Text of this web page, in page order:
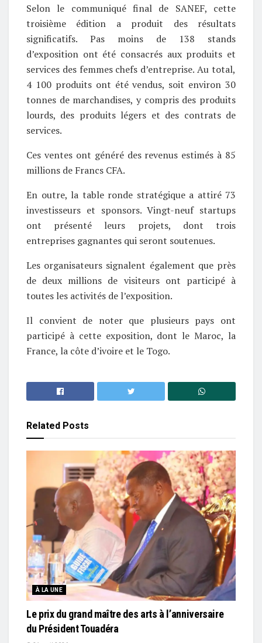
Selon le communiqué final de SANEF, cette
troisième édition a produit des résultats
significatifs. Pas moins de 138 stands
d’exposition ont été consacrés aux produits et
services des femmes chefs d’entreprise. Au total,
4 100 produits ont été vendus, soit environ 30
tonnes de marchandises, y compris des produits
lourds, des produits légers et des contrats de
services.
Ces ventes ont généré des revenus estimés à 85
millions de Francs CFA.
En outre, la table ronde stratégique a attiré 73
investisseurs et sponsors. Vingt-neuf startups
ont présenté leurs projets, dont trois
entreprises gagnantes qui seront soutenues.
Les organisateurs signalent également que près
de deux millions de visiteurs ont participé à
toutes les activités de l’exposition.
Il convient de noter que plusieurs pays ont
participé à cette exposition, dont le Maroc, la
France, la côte d’ivoire et le Togo.
Related Posts
À LA UNE
Le prix du grand maître des arts à l’anniversaire
du Président Touadéra